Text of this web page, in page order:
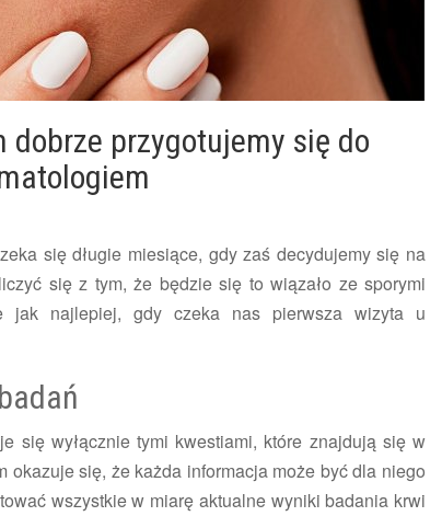
przygotujemy się do
się długie miesiące, gdy zaś decydujemy się na
się z tym, że będzie się to wiązało ze sporymi
jak najlepiej, gdy czeka nas pierwsza wizyta u
się wyłącznie tymi kwestiami, które znajdują się w
okazuje się, że każda informacja może być dla niego
wszystkie w miarę aktualne wyniki badania krwi